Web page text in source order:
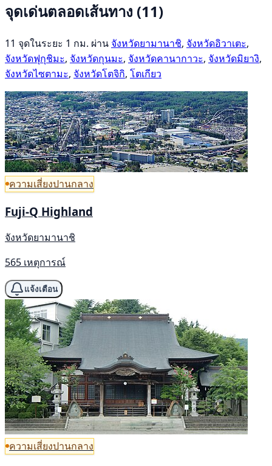
จุดเด่นตลอดเส้นทาง (11)
11 จุดในระยะ 1 กม. ผ่าน จังหวัดยามานาชิ, จังหวัดอิวาเตะ,
จังหวัดฟุกุชิมะ, จังหวัดกุนมะ, จังหวัดคานากาวะ, จังหวัดมิยางิ,
จังหวัดไซตามะ, จังหวัดโตจิกิ, โตเกียว
ความเสี่ยงปานกลาง
Fuji-Q Highland
จังหวัดยามานาชิ
565 เหตุการณ์
แจ้งเตือน
ความเสี่ยงปานกลาง